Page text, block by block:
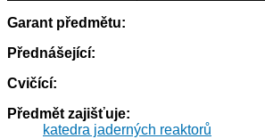
Garant předmětu:
Přednášející:
Cvičící:
Předmět zajišťuje:
katedra jaderných reaktorů